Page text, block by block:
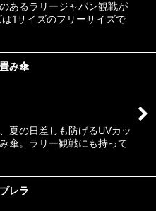
あるラリージャパン観戦が
1サイズのフリーサイズで
み傘
夏の日差しも防げるUVカッ
傘。ラリー観戦にも持って
レラ